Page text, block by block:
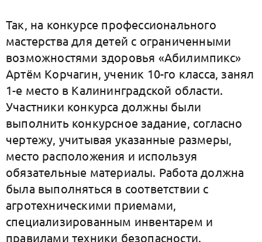
Так, на конкурсе профессионального
мастерства для детей с ограниченными
возможностями здоровья «Абилимпикс»
Артём Корчагин, ученик 10-го класса, занял
1-е место в Калининградской области.
Участники конкурса должны были
выполнить конкурсное задание, согласно
чертежу, учитывая указанные размеры,
место расположения и используя
обязательные материалы. Работа должна
была выполняться в соответствии с
агротехническими приемами,
специализированным инвентарем и
правилами техники безопасности.